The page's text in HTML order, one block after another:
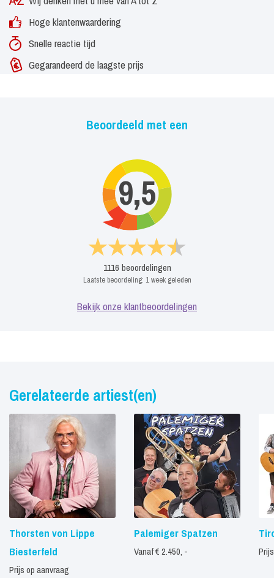
Hoge klantenwaardering
Snelle reactie tijd
Gegarandeerd de laagste prijs
Beoordeeld met een
9,5
1116 beoordelingen
Laatste beoordeling: 1 week geleden
Bekijk onze klantbeoordelingen
Gerelateerde artiest(en)
Thorsten von Lippe
Biesterfeld
Prijs op aanvraag
Palemiger Spatzen
Vanaf € 2.450, -